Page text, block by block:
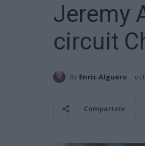
Jeremy
circuit
By Enric Alguero
Comparteix